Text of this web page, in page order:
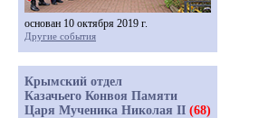
основан 10 октября 2019 г.
Другие события
Крымский отдел
Казачьего Конвоя Памяти
Царя Мученика Николая II (68)